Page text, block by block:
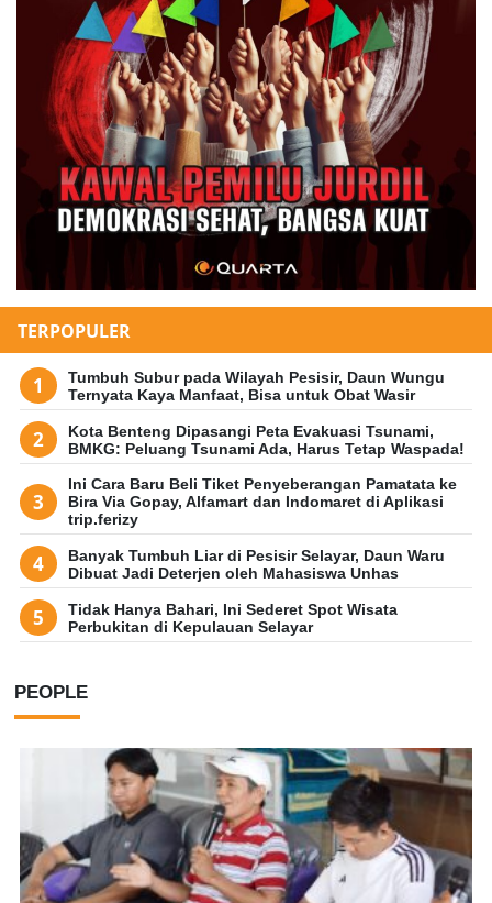
TERPOPULER
Tumbuh Subur pada Wilayah Pesisir, Daun Wungu
Ternyata Kaya Manfaat, Bisa untuk Obat Wasir
Kota Benteng Dipasangi Peta Evakuasi Tsunami,
BMKG: Peluang Tsunami Ada, Harus Tetap Waspada!
Ini Cara Baru Beli Tiket Penyeberangan Pamatata ke
Bira Via Gopay, Alfamart dan Indomaret di Aplikasi
trip.ferizy
Banyak Tumbuh Liar di Pesisir Selayar, Daun Waru
Dibuat Jadi Deterjen oleh Mahasiswa Unhas
Tidak Hanya Bahari, Ini Sederet Spot Wisata
Perbukitan di Kepulauan Selayar
PEOPLE